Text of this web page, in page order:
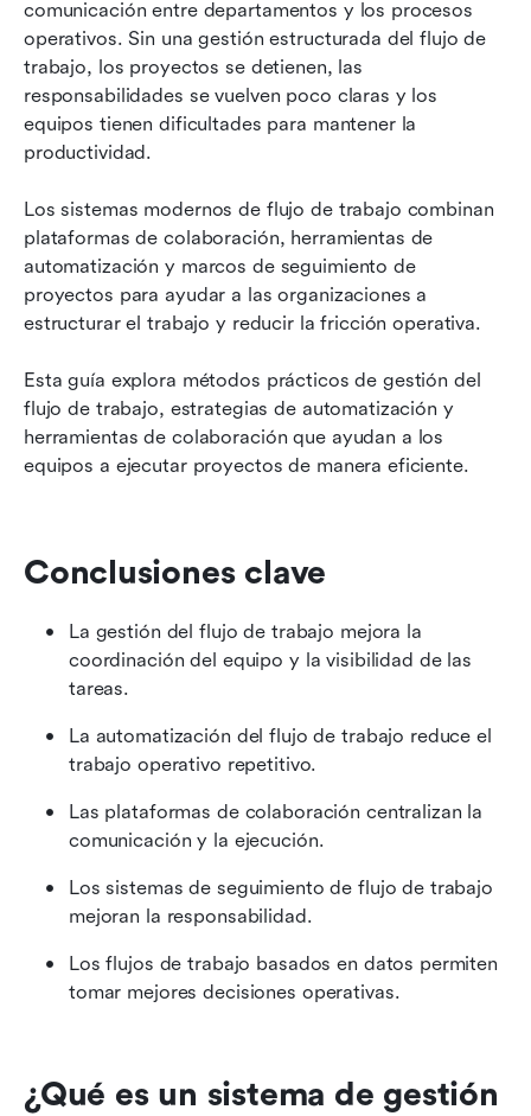
comunicación entre departamentos y los procesos
operativos. Sin una gestión estructurada del flujo de
trabajo, los proyectos se detienen, las
responsabilidades se vuelven poco claras y los
equipos tienen dificultades para mantener la
productividad.
Los sistemas modernos de flujo de trabajo combinan
plataformas de colaboración, herramientas de
automatización y marcos de seguimiento de
proyectos para ayudar a las organizaciones a
estructurar el trabajo y reducir la fricción operativa.
Esta guía explora métodos prácticos de gestión del
flujo de trabajo, estrategias de automatización y
herramientas de colaboración que ayudan a los
equipos a ejecutar proyectos de manera eficiente.
Conclusiones clave
La gestión del flujo de trabajo mejora la
coordinación del equipo y la visibilidad de las
tareas.
La automatización del flujo de trabajo reduce el
trabajo operativo repetitivo.
Las plataformas de colaboración centralizan la
comunicación y la ejecución.
Los sistemas de seguimiento de flujo de trabajo
mejoran la responsabilidad.
Los flujos de trabajo basados en datos permiten
tomar mejores decisiones operativas.
¿Qué es un sistema de gestión
a la gestión de flujos de trabajo
Conclusión
Preguntas frecuentes